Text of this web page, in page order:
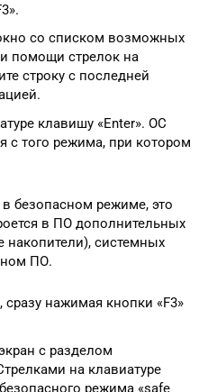
со списком возможных
помощи стрелок на
строку с последней
клавишу «Enter». ОС
с того режима, при котором
безопасном режиме, это
в ПО дополнительных
накопители), системных
ПО.
сразу нажимая кнопки «F3»
с разделом
на клавиатуре
режима «safe